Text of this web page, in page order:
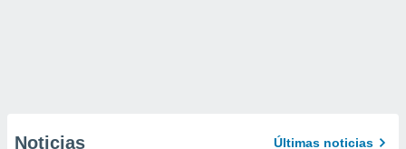
Noticias Últimas noticias